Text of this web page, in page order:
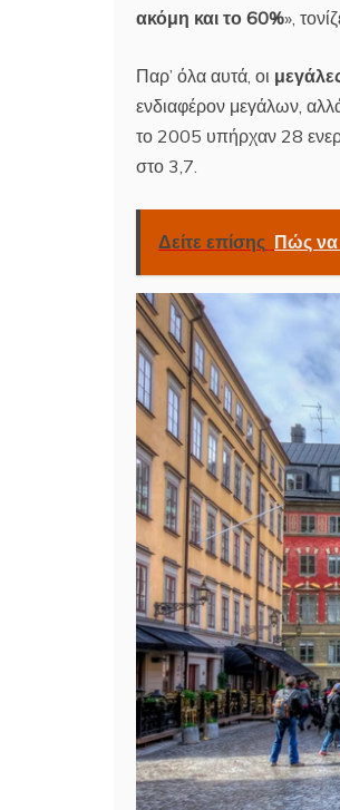
ακόμη και το 60%»,
Παρ’ όλα αυτά, οι
ενδιαφέρον μεγάλων,
το 2005 υπήρχαν 28
στο 3,7.
Δείτε επίσης Πώς να